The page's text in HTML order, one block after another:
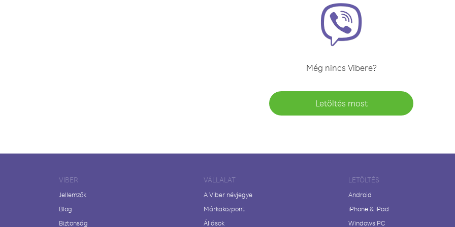
Még nincs Vibere?
Letöltés most
VIBER
Jellemzők
Blog
Biztonság
VÁLLALAT
A Viber névjegye
Márkaközpont
Állások
LETÖLTÉS
Android
iPhone & iPad
Windows PC